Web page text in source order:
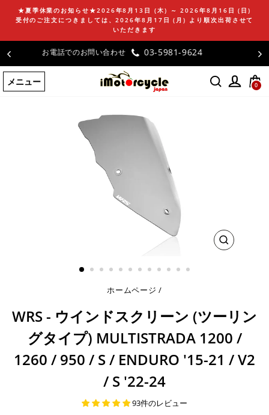
ン
ツ
に
ス
キ
★夏季休業のお知らせ★2026年8月13日 (木) ～ 2026年8月16日 (日)
受付のご注文につきましては、2026年8月17日 (月) より順次出荷させて
いただきます
お客様の声
メニュー 0
閉
ホームページ /
WRS - ウインドスクリーン (ツーリン
グタイプ) MULTISTRADA 1200 /
1260 / 950 / S / ENDURO '15-21 / V2
/ S '22-24
93件のレビュー